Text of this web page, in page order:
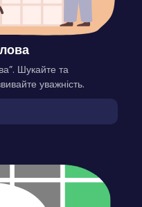
Шукайте та
уважність.